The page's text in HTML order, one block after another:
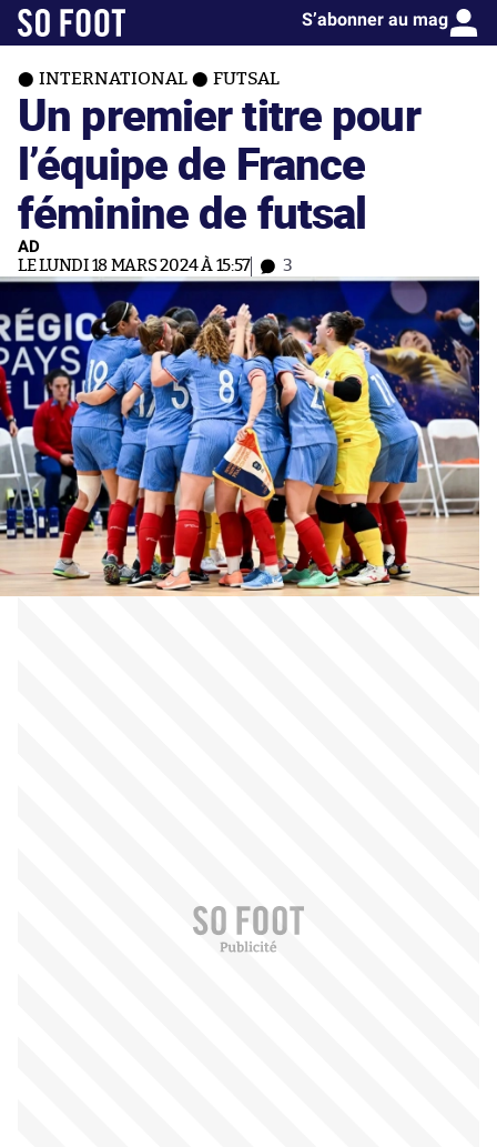
S’abonner au mag
INTERNATIONAL FUTSAL
Un premier titre pour
l’équipe de France
féminine de futsal
AD
LE LUNDI 18 MARS 2024 À 15:57 3